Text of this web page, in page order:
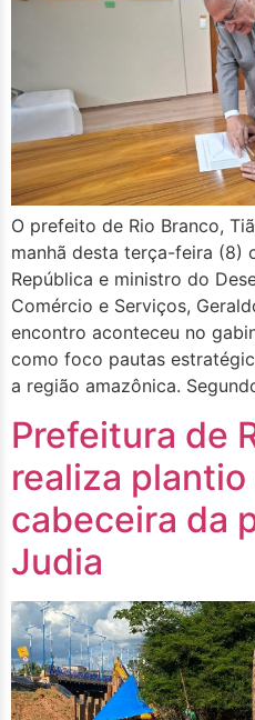
O prefeito de Rio Branco,
manhã desta terça-feira (8)
República e ministro do
Comércio e Serviços,
encontro aconteceu no
como foco pautas
a região amazônica.
Prefeitura de
realiza
cabeceira da
Judia